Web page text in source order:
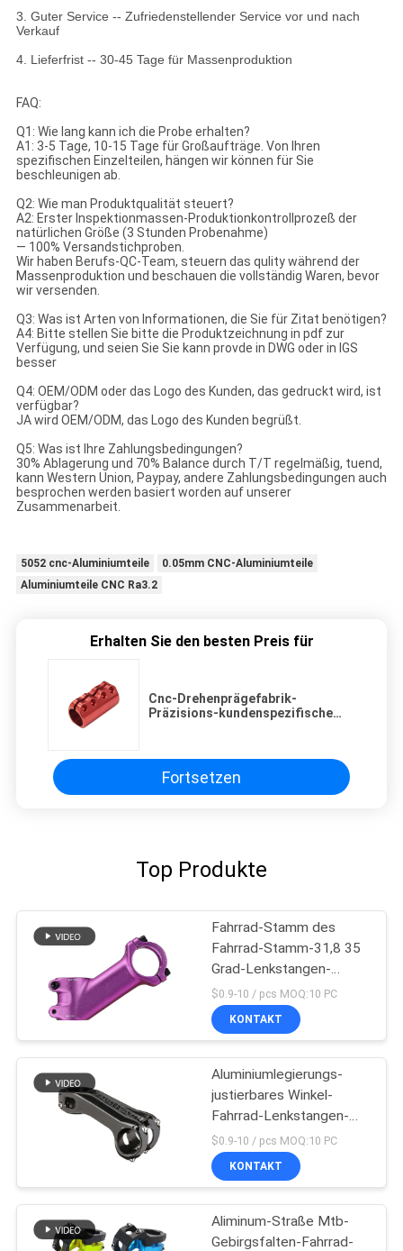
3. Guter Service -- Zufriedenstellender Service vor und nach
Verkauf
4. Lieferfrist -- 30-45 Tage für Massenproduktion
FAQ:
Q1: Wie lang kann ich die Probe erhalten?
A1: 3-5 Tage, 10-15 Tage für Großaufträge. Von Ihren
spezifischen Einzelteilen, hängen wir können für Sie
beschleunigen ab.
Q2: Wie man Produktqualität steuert?
A2: Erster Inspektionmassen-Produktionkontrollprozeß der
natürlichen Größe (3 Stunden Probenahme)
— 100% Versandstichproben.
Wir haben Berufs-QC-Team, steuern das qulity während der
Massenproduktion und beschauen die vollständig Waren, bevor
wir versenden.
Q3: Was ist Arten von Informationen, die Sie für Zitat benötigen?
A4: Bitte stellen Sie bitte die Produktzeichnung in pdf zur
Verfügung, und seien Sie Sie kann provde in DWG oder in IGS
besser
Q4: OEM/ODM oder das Logo des Kunden, das gedruckt wird, ist
verfügbar?
JA wird OEM/ODM, das Logo des Kunden begrüßt.
Q5: Was ist Ihre Zahlungsbedingungen?
30% Ablagerung und 70% Balance durch T/T regelmäßig, tuend,
kann Western Union, Paypay, andere Zahlungsbedingungen auch
besprochen werden basiert worden auf unserer
Zusammenarbeit.
5052 cnc-Aluminiumteile
0.05mm CNC-Aluminiumteile
Aluminiumteile CNC Ra3.2
Erhalten Sie den besten Preis für
Cnc-Drehenprägefabrik-
Präzisions-kundenspezifische
Fortsetzen
Top Produkte
Fahrrad-Stamm des
Fahrrad-Stamm-31,8 35
Grad-Lenkstangen-
Aufbruch-Ergänzung
$0.9-10 / pcs MOQ:10 PC
KONTAKT
Aluminiumlegierungs-
justierbares Winkel-
Fahrrad-Lenkstangen-
Stamm-Fahrrad-
Radfahrenteile
$0.9-10 / pcs MOQ:10 PC
KONTAKT
Aliminum-Straße Mtb-
Gebirgsfalten-Fahrrad-